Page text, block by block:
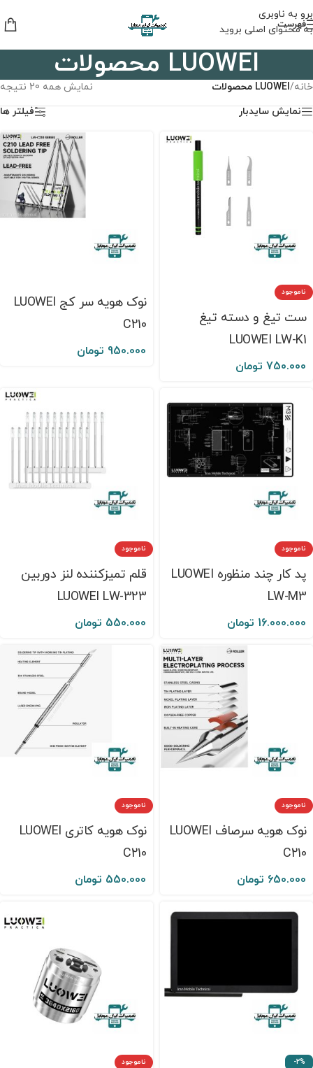
برو به ناوبری
به محتوای اصلی بروید
فهرست
LUOWEI محصولات
خانه/LUOWEI محصولات
نمایش همه 20 نتیجه
نمایش سایدبار
فیلتر ها
ناموجود
ست تیغ و دسته تیغ
LUOWEI LW-K1
750.000 تومان
نوک هویه سر کج LUOWEI
C210
950.000 تومان
ناموجود
پد کار چند منظوره LUOWEI
LW-M3
16.000.000 تومان
ناموجود
قلم تمیزکننده لنز دوربین
LUOWEI LW-323
550.000 تومان
ناموجود
نوک هویه سرصاف LUOWEI
C210
650.000 تومان
ناموجود
نوک هویه کاتری LUOWEI
C210
550.000 تومان
-2%
ناموجود